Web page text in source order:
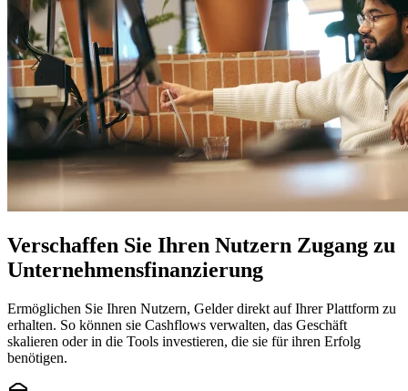
Verschaffen Sie Ihren Nutzern Zugang zu
Unternehmensfinanzierung
Ermöglichen Sie Ihren Nutzern, Gelder direkt auf Ihrer Plattform zu
erhalten. So können sie Cashflows verwalten, das Geschäft
skalieren oder in die Tools investieren, die sie für ihren Erfolg
benötigen.​